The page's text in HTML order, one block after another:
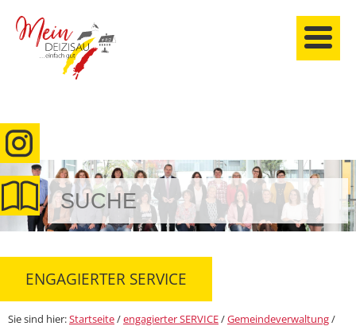
anmelden
ENGAGIERTER SERVICE
Sie sind hier:Startseite/engagierter SERVICE/Gemeindeverwaltung/